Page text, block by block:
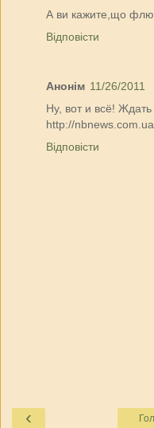
А ви кажите,що
Відповісти
Анонім 11/26/2011
Ну, вот и всё!
http://
Відповісти
‹